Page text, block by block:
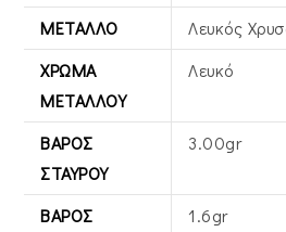
ΜΈΤΑΛΛΟ
Λευκός
ΧΡΏΜΑ
ΜΕΤΆΛΛΟΥ
Λευκό
ΒΆΡΟΣ
ΣΤΑΥΡΟΎ
3.00gr
ΒΆΡΟΣ
1.6gr